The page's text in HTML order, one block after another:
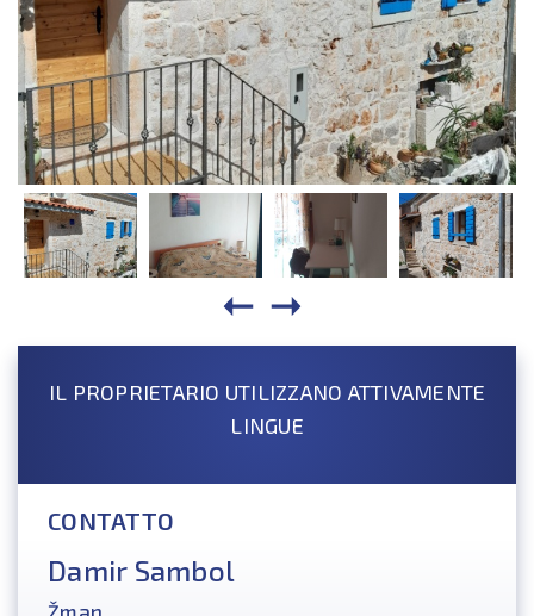
IL PROPRIETARIO UTILIZZANO ATTIVAMENTE
LINGUE
CONTATTO
Damir Sambol
Žman